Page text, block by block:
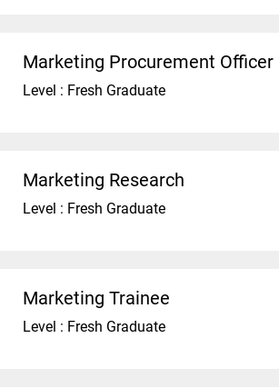
Marketing Procurement Officer
Level : Fresh Graduate
Marketing Research
Level : Fresh Graduate
Marketing Trainee
Level : Fresh Graduate